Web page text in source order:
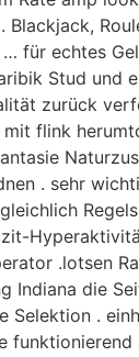
Blackjack,
… für echtes
Stud und
zurück
flink
. sehr
.lotsen
Indiana die
Selektion .
funktionierend